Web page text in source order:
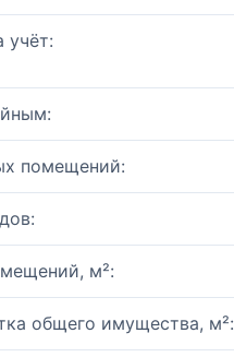
учёт:
помещений:
м²:
общего имущества, м²: